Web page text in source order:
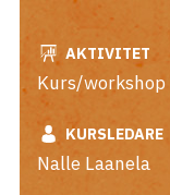
AKTIVITET
Kurs/workshop
KURSLEDARE
Nalle Laanela